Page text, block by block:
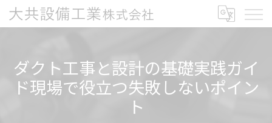
ダクト工事と設計の基礎実践ガイ
ド現場で役立つ失敗しないポイン
ト